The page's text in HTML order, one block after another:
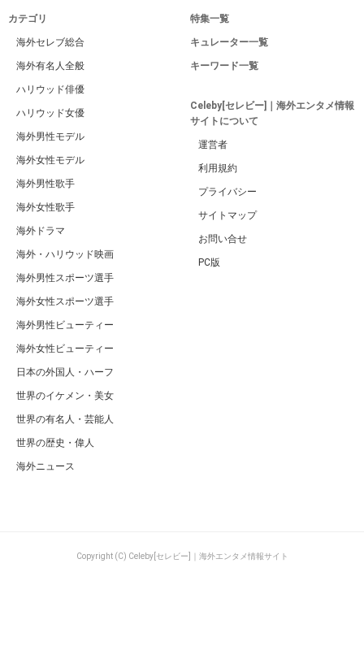
カテゴリ
海外セレブ総合
海外有名人全般
ハリウッド俳優
ハリウッド女優
海外男性モデル
海外女性モデル
海外男性歌手
海外女性歌手
海外ドラマ
海外・ハリウッド映画
海外男性スポーツ選手
海外女性スポーツ選手
海外男性ビューティー
海外女性ビューティー
日本の外国人・ハーフ
世界のイケメン・美女
世界の有名人・芸能人
世界の歴史・偉人
海外ニュース
特集一覧
キュレーター一覧
キーワード一覧
Celeby[セレビー]｜海外エンタメ情報
サイトについて
運営者
利用規約
プライバシー
サイトマップ
お問い合せ
PC版
Copyright (C) Celeby[セレビー]｜海外エンタメ情報サイト